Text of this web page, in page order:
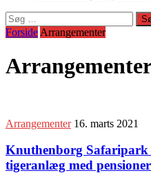
Søg
efter:
Forside Arrangementer
Arrangementer 16. marts 2021
Knuthenborg Safaripark
tigeranlæg med